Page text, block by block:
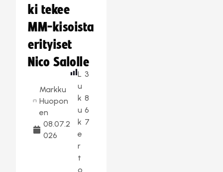
ki tekee
MM-kisoista
erityiset
Nico Salolle
Markku
Huopon
en
08.07.2
026
L
u
k
u
k
e
r
t
o
3
8
6
7